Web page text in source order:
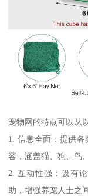
宠物网的特点可以从
1. 信息全面：提供
容，涵盖猫、狗、鸟
2. 互动性强：设有
助，增强养宠人士之